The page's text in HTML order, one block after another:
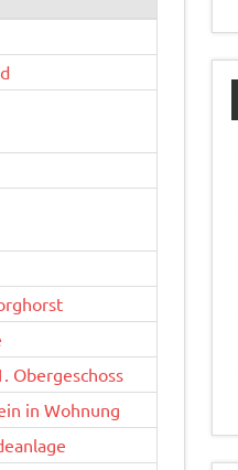
Obergeschoss
in Wohnung